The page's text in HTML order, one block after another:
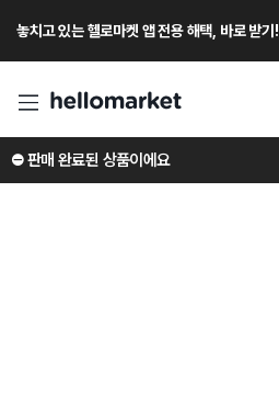
놓치고 있는 헬로마켓 앱 전용 해택, 바로 받기!
⛔️ 판매 완료된 상품이에요